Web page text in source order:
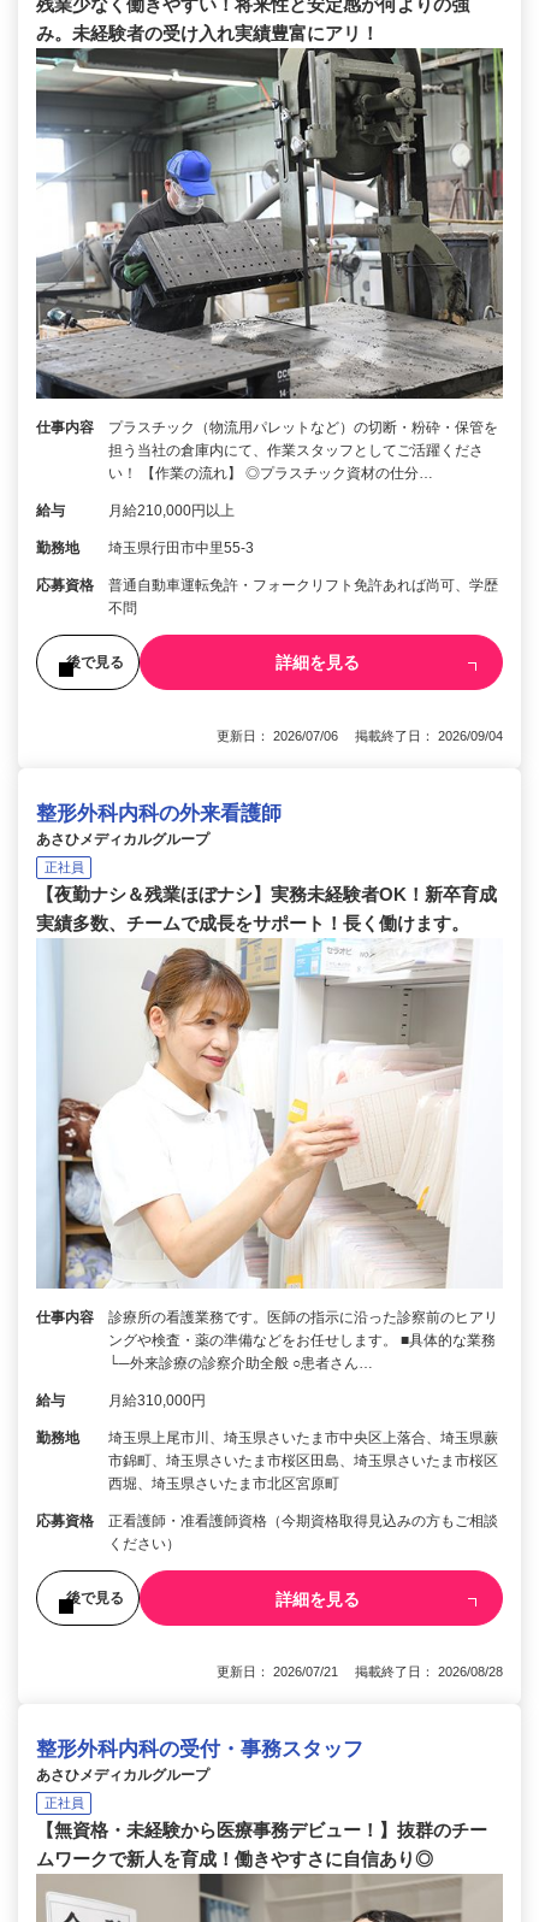
み。未経験者の受け入れ実績豊富にアリ！
仕事内容
プラスチック（物流用パレットなど）の切断・粉砕・保管を
担う当社の倉庫内にて、作業スタッフとしてご活躍くださ
い！ 【作業の流れ】 ◎プラスチック資材の仕分…
給与 月給210,000円以上
勤務地 埼玉県行田市中里55-3
応募資格
普通自動車運転免許・フォークリフト免許あれば尚可、学歴
不問
後で見る 詳細を見る
更新日： 2026/07/06 掲載終了日： 2026/09/04
整形外科内科の外来看護師
あさひメディカルグループ
正社員
【夜勤ナシ＆残業ほぼナシ】実務未経験者OK！新卒育成
実績多数、チームで成長をサポート！長く働けます。
仕事内容
診療所の看護業務です。医師の指示に沿った診察前のヒアリ
ングや検査・薬の準備などをお任せします。 ■具体的な業務
└─外来診療の診察介助全般 ○患者さん…
給与 月給310,000円
勤務地
埼玉県上尾市川、埼玉県さいたま市中央区上落合、埼玉県蕨
市錦町、埼玉県さいたま市桜区田島、埼玉県さいたま市桜区
西堀、埼玉県さいたま市北区宮原町
応募資格
正看護師・准看護師資格（今期資格取得見込みの方もご相談
ください）
後で見る 詳細を見る
更新日： 2026/07/21 掲載終了日： 2026/08/28
整形外科内科の受付・事務スタッフ
あさひメディカルグループ
正社員
【無資格・未経験から医療事務デビュー！】抜群のチー
ムワークで新人を育成！働きやすさに自信あり◎